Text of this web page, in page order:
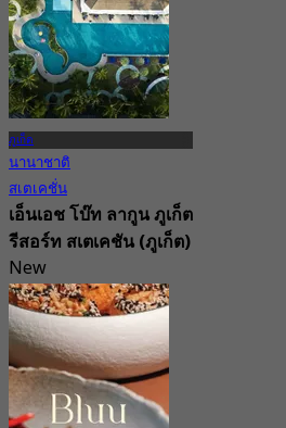
ภูเก็ต
นานาชาติ
สเตเคชั่น
เอ็นเอช โบ๊ท ลากูน ภูเก็ต
รีสอร์ท สเตเคชัน (ภูเก็ต)
New
4.4
จาก฿ 3,500